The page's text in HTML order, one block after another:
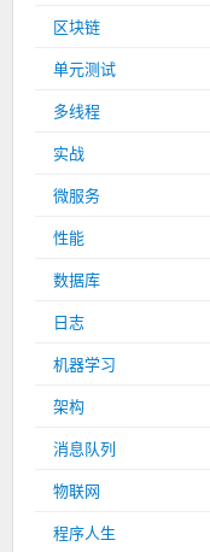
区块链
单元测试
多线程
实战
微服务
性能
数据库
日志
机器学习
架构
消息队列
物联网
程序人生